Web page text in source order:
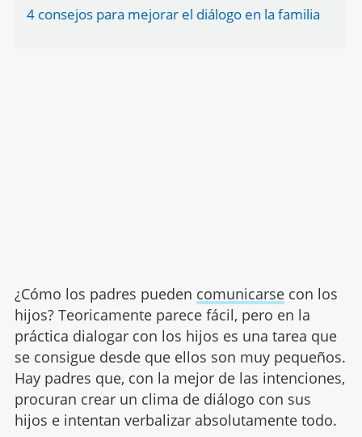
4 consejos para mejorar el diálogo en la familia
¿Cómo los padres pueden comunicarsecon los
hijos? Teoricamente parece fácil, pero en la
práctica dialogar con los hijos es una tarea que
se consigue desde que ellos son muy pequeños.
Hay padres que, con la mejor de las intenciones,
procuran crear un clima de diálogo con sus
hijos e intentan verbalizar absolutamente todo.